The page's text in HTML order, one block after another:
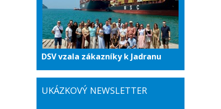
DSV vzala zákazníky k Jadranu
UKÁZKOVÝ NEWSLETTER